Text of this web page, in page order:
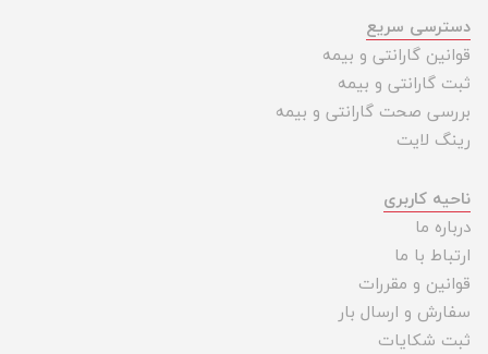
دسترسی سریع
قوانین گارانتی و بیمه
ثبت گارانتی و بیمه
بررسی صحت گارانتی و بیمه
رینگ لایت
ناحیه کاربری
درباره ما
ارتباط با ما
قوانین و مقررات
سفارش و ارسال بار
ثبت شکایات